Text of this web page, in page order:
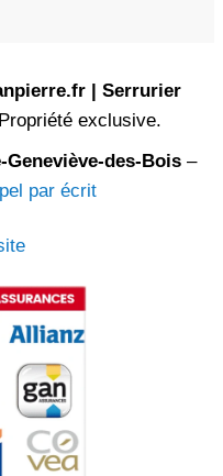
| Serrurier
exclusive.
Geneviève-des-Bois–
par écrit